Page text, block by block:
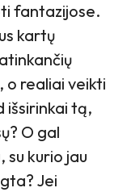
fantazijose.
kartų
o realiai veikti
išsirinkai tą,
O gal
su kurio jau
Jei